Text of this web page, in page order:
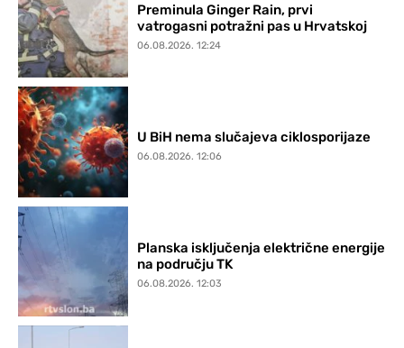
Preminula Ginger Rain, prvi
vatrogasni potražni pas u Hrvatskoj
06.08.2026. 12:24
U BiH nema slučajeva ciklosporijaze
06.08.2026. 12:06
Planska isključenja električne energije
na području TK
06.08.2026. 12:03